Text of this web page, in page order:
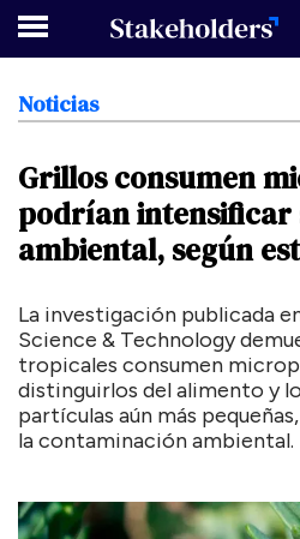
Noticias
Grillos consumen
podríanintensificar
ambiental, según
La investigación publicada
Science & Technology
tropicales consumen
distinguirlos del alimento y
partículas aún más
la contaminación ambiental.